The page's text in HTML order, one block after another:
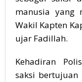
manusia yang
Wakil Kapten
ujar Fadillah.
Kehadiran
saksi bertujuan